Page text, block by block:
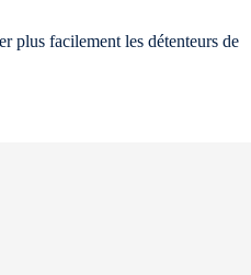
plus facilement les détenteurs de